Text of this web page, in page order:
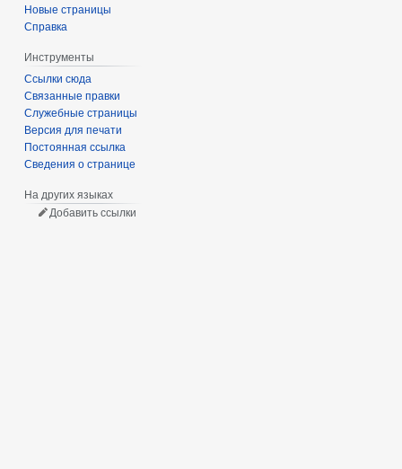
Новые страницы
Справка
Инструменты
Ссылки сюда
Связанные правки
Служебные страницы
Версия для печати
Постоянная ссылка
Сведения о странице
На других языках
Добавить ссылки